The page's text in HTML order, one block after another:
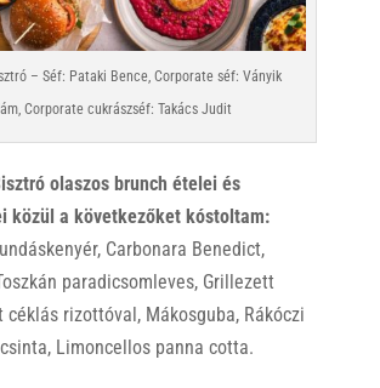
– Séf: Pataki Bence, Corporate séf: Ványik
Corporate cukrászséf: Takács Judit
olaszos brunch ételei és
közül a következőket kóstoltam:
Carbonara Benedict,
paradicsomleves, Grillezett
céklás rizottóval, Mákosguba, Rákóczi
Limoncellos panna cotta.